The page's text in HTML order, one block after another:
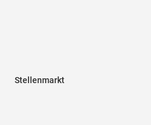
Stellenmarkt